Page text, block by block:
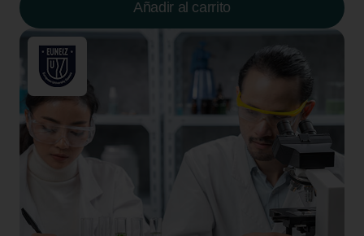
Añadir al carrito